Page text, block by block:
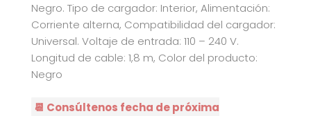
Negro. Tipo de cargador: Interior, Alimentación:
Corriente alterna, Compatibilidad del cargador:
Universal. Voltaje de entrada: 110 – 240 V.
Longitud de cable: 1,8 m, Color del producto:
Negro
📆 Consúltenos fecha de próxima